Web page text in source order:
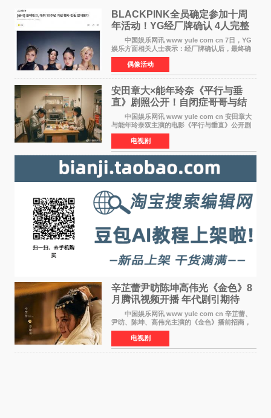
BLACKPINK全员确定参加十周
年活动！YG经厂牌确认 4人完整
体合体成行
中国娱乐网讯 www yule com cn 7日，YG
娱乐方面相关人士表示：经厂牌确认后，最终确
定4名成员均将出席。YG方面最终确认了智秀、
JENNIE、ROS&Eacute;、LISA四位
BLACKPINK成员全员出席，使组
偶像活动
安田章大×能年玲奈《平行与垂
直》剧照公开！自闭症哥哥与结
婚前夕妹妹直面未来
中国娱乐网讯 www yule com cn 安田章大
与能年玲奈双主演的电影《平行与垂直》公开剧
照，该片将于8月28日上映。 本片围绕患有自
闭症谱系障碍的哥哥大贵（安田章大 饰）与即将
结婚的妹妹
电视剧
辛芷蕾尹昉陈坤高伟光《金色》8
月腾讯视频开播 年代剧引期待
中国娱乐网讯 www yule com cn 辛芷蕾、
尹昉、陈坤、高伟光主演的《金色》播前招商，
预计8月腾讯视频开播。这部年代剧汇集了众多实
力派演员，阵容强大，引发了观众的广泛关
注。 《金色》
电视剧